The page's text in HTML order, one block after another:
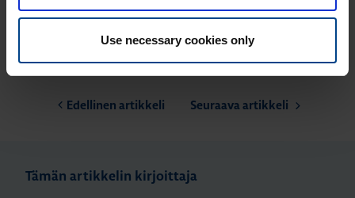
Use necessary cookies only
Edellinen artikkeli Seuraava artikkeli
Tämän artikkelin kirjoittaja